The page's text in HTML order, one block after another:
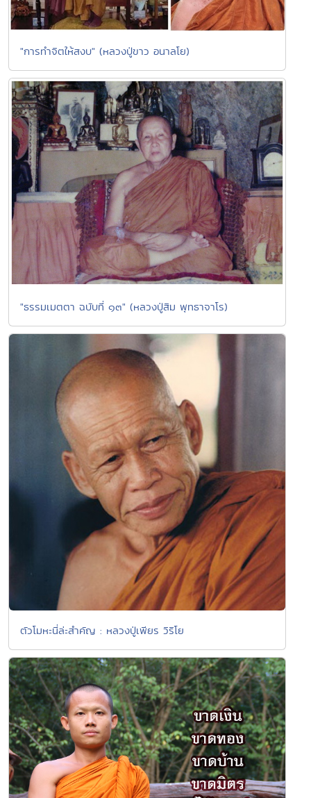
"การทำจิตให้สงบ" (หลวงปู่ขาว อนาลโย)
"ธรรมเมตตา ฉบับที่ ๑๓" (หลวงปู่สิม พุทธาจาโร)
ตัวโมหะนี่ล่ะสำคัญ : หลวงปู่เพียร วิริโย